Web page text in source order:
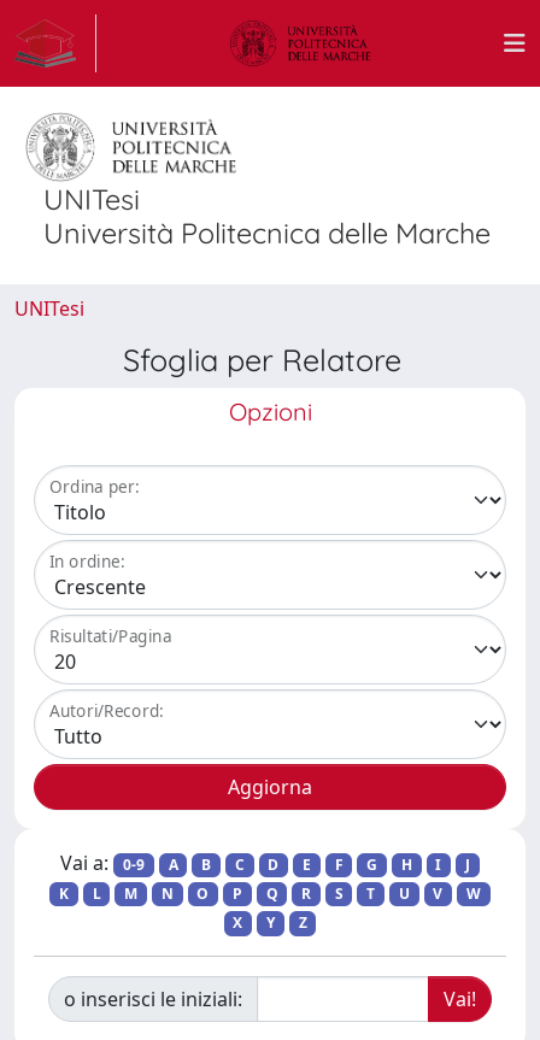
UNITesi
Università Politecnica delle Marche
UNITesi
Sfoglia per Relatore
Opzioni
Ordina per:
In ordine:
Risultati/Pagina
Autori/Record:
Vai a: 0-9 A B C D E F G H I
J
K
L M N O P Q R S T U V
W
X
Y Z
o inserisci le iniziali: